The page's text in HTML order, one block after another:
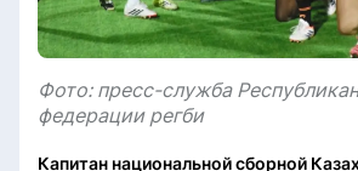
Фото: пресс-служба
федерации регби
Капитан национальной сборной